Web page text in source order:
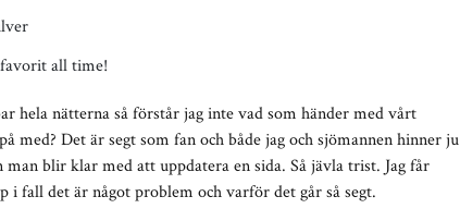
all time!
hela nätterna så förstår jag inte vad som händer med vårt
med? Det är segt som fan och både jag och sjömannen hinner ju
blir klar med att uppdatera en sida. Så jävla trist. Jag får
i fall det är något problem och varför det går så segt.